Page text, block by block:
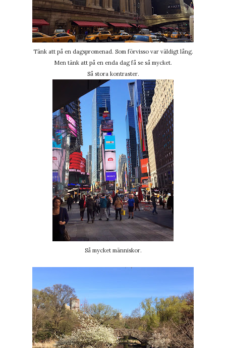
Tänk att på en dagspromenad. Som förvisso var väldigt lång.
Men tänk att på en enda dag få se så mycket.
Så stora kontraster.
Så mycket människor.